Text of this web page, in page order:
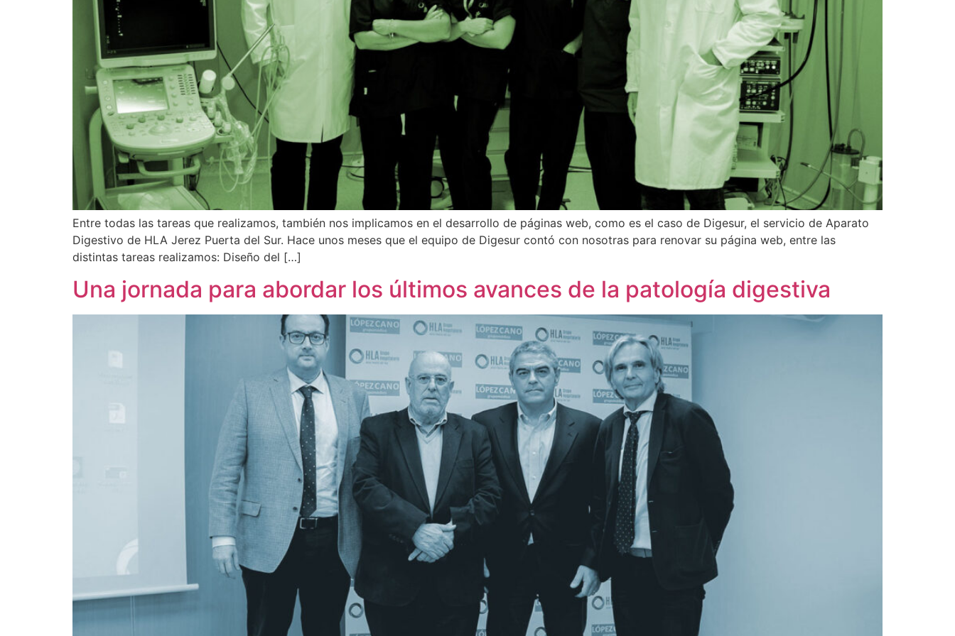
Entre todas las tareas que realizamos, también nos implicamos en el desarrollo de páginas web, como es el caso de Digesur, el servicio de Aparato
Digestivo de HLA Jerez Puerta del Sur. Hace unos meses que el equipo de Digesur contó con nosotras para renovar su página web, entre las
distintas tareas realizamos: Diseño del […]
Una jornada para abordar los últimos avances de la patología digestiva